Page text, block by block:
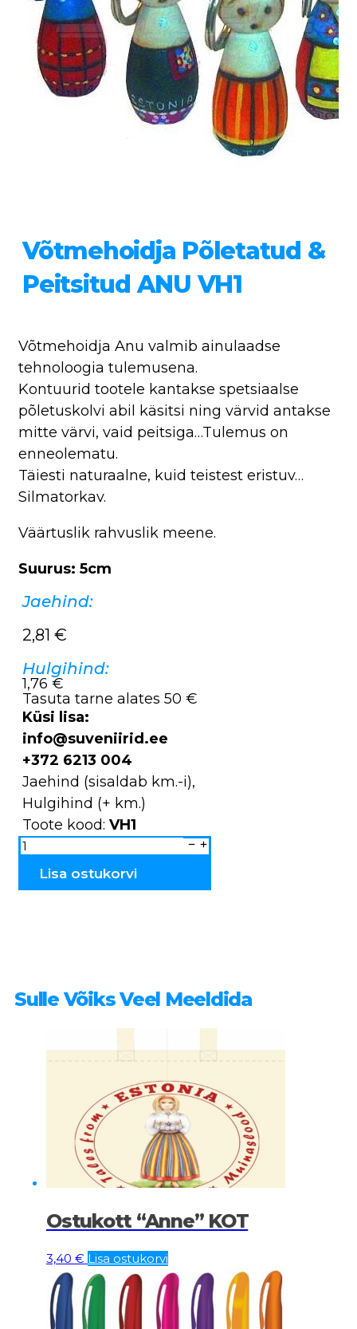
Võtmehoidja Põletatud &
Peitsitud ANU VH1
Võtmehoidja Anu valmib ainulaadse
tehnoloogia tulemusena.
Kontuurid tootele kantakse spetsiaalse
põletuskolvi abil käsitsi ning värvid antakse
mitte värvi, vaid peitsiga…Tulemus on
enneolematu.
Täiesti naturaalne, kuid teistest eristuv…
Silmatorkav.
Väärtuslik rahvuslik meene.
Suurus: 5cm
Jaehind:
2,81 €
Hulgihind:
1,76 €
Tasuta tarne alates 50 €
Küsi lisa:
info@suveniirid.ee
+372 6213 004
Jaehind (sisaldab km.-i),
Hulgihind (+ km.)
Toote kood: VH1
Võtmehoidja
põletatud
&
kogus
Lisa ostukorvi
Sulle Võiks Veel Meeldida
Ostukott “Anne” KOT
3,40 € Lisa ostukorvi